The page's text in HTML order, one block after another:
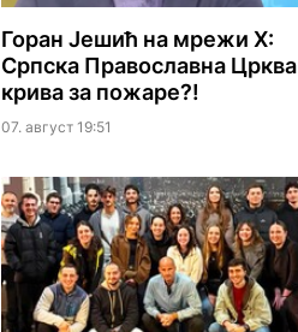
Горан Јешић на мрежи Х:
Српска Православна Црква
крива за пожаре?!
07. август 19:51